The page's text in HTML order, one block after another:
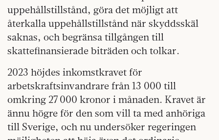
uppehållstillstånd, göra det möjligt att
återkalla uppehållstillstånd när skyddsskäl
saknas, och begränsa tillgången till
skattefinansierade biträden och tolkar.
2023 höjdes inkomstkravet för
arbetskraftsinvandrare från 13 000 till
omkring 27 000 kronor i månaden. Kravet är
ännu högre för den som vill ta med anhöriga
till Sverige, och nu undersöker regeringen